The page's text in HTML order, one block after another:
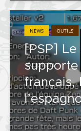
NEWS OUTILS
[PSP] Le
français,